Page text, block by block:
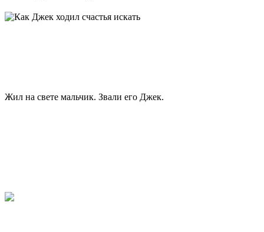
Жил на свете мальчик. Звали его Джек.